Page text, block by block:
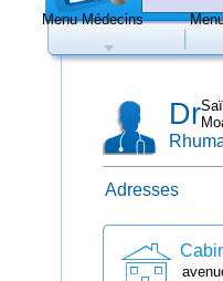
de
Menu Médecins
Dr
Adresses